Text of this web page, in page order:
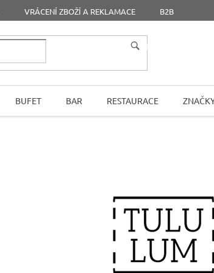
VRÁCENÍ ZBOŽÍ A REKLAMACE B2B
HLEDAT
BUFET BAR RESTAURACE